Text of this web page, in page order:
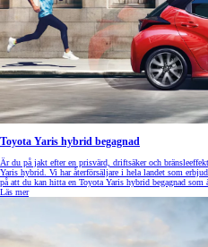
Toyota Yaris hybrid begagnad
Är du på jakt efter en prisvärd, driftsäker och
Yaris hybrid. Vi har återförsäljare i hela landet som
på att du kan hitta en Toyota Yaris hybrid begagnad som
Läs mer